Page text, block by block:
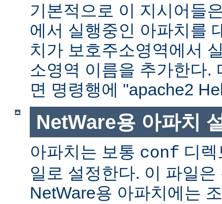
기본적으로 이 지시어들
에서 실행중인 아파치를
치가 보호주소영역에서
소영역 이름을 추가한다.
면 명령행에 "apache2
NetWare용 아파치
아파치는 보통 conf 디
일로 설정한다. 이 파일
NetWare용 아파치에는